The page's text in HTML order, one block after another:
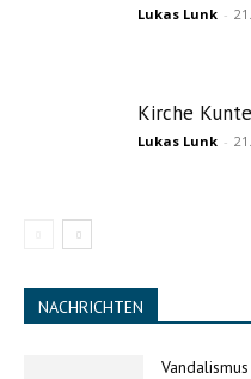
Lukas Lunk -
Kirche
Lukas Lunk -
NACHRICHTEN